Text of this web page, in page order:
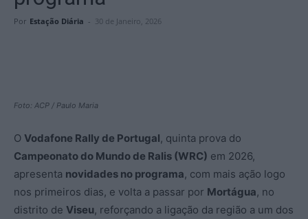
Por Estação Diária - 30 de Janeiro, 2026
Foto: ACP / Paulo Maria
O Vodafone Rally de Portugal, quinta prova do
Campeonato do Mundo de Ralis (WRC) em 2026,
apresenta novidades no programa, com mais ação logo
nos primeiros dias, e volta a passar por Mortágua, no
distrito de Viseu, reforçando a ligação da região a um dos